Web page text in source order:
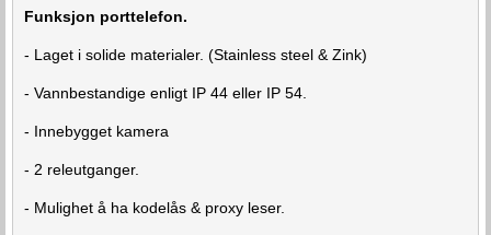
Funksjon porttelefon.
- Laget i solide materialer. (Stainless steel & Zink)
- Vannbestandige enligt IP 44 eller IP 54.
- Innebygget kamera
- 2 releutganger.
- Mulighet å ha kodelås & proxy leser.